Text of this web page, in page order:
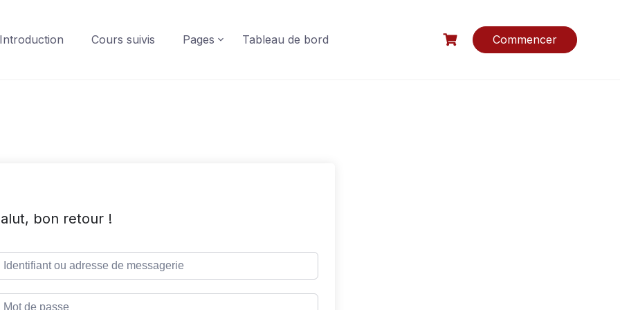
Introduction Cours suivis Pages Tableau de bord Commencer
bon retour !